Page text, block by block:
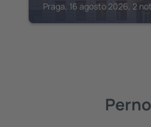
Praga, 16 agosto 2026, 2